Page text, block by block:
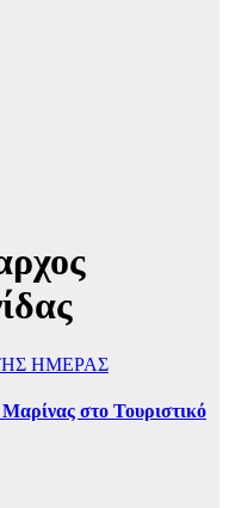
ΗΜΕΡΑΣ
στο Τουριστικό